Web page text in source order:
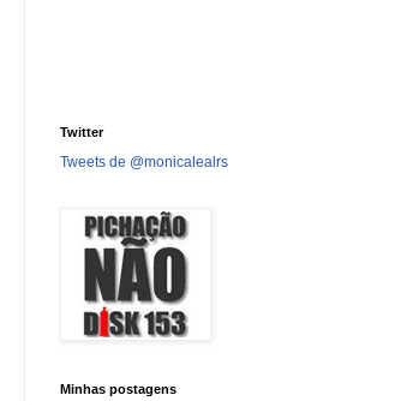
Twitter
Tweets de @monicalealrs
Minhas postagens